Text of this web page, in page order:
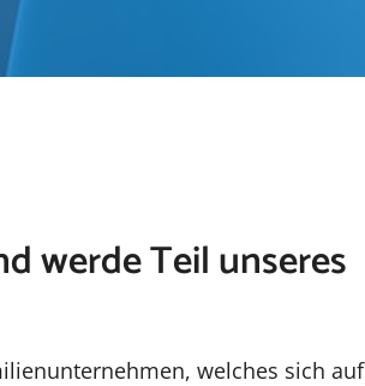
werde Teil unseres
welches sich auf